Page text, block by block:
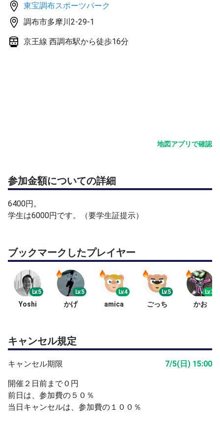
・ エントリー代が高い
⇒勝ち残ればたくさん試合が出来るので、割安になります
が、予選落ちしてしまうと、結果的に割高になってしまい
ます。
お客様だと思っていない。
⇒高いエントリー代を払っているんだから、もっと気を使
って欲しい！
さらに、非常識を承知で、わがままを言わせていただく
と、
・ 朝が早すぎる⇒休日くらいはゆっくり寝させて欲し
い・・・
⇒貴重な休日の時間ですので、もっと有効に使いたいで
・ 試合の進行状況により、自分の番がいつ回ってくる
か、不明確。
ドキドキしながら前の試合の進行を何度もチェックしなけ
東宝調布スポーツパーク
調布市多摩川2-29-1
京王線 西調布駅から徒歩16分
地図アプリで確認
参加金額についての詳細
6400円。
学生は6000円です。（要学生証提示）
ブックマークしたプレイヤー
Lv.5
Yoshi
Lv.5
かげ
Lv.4
amica
Lv.5
ごっち
Lv.3
かお
キャンセル規定
キャンセル期限 7/5(日) 15:00
開催２日前まで０円
前日は、参加費の５０％
当日キャンセルは、参加費の１００％